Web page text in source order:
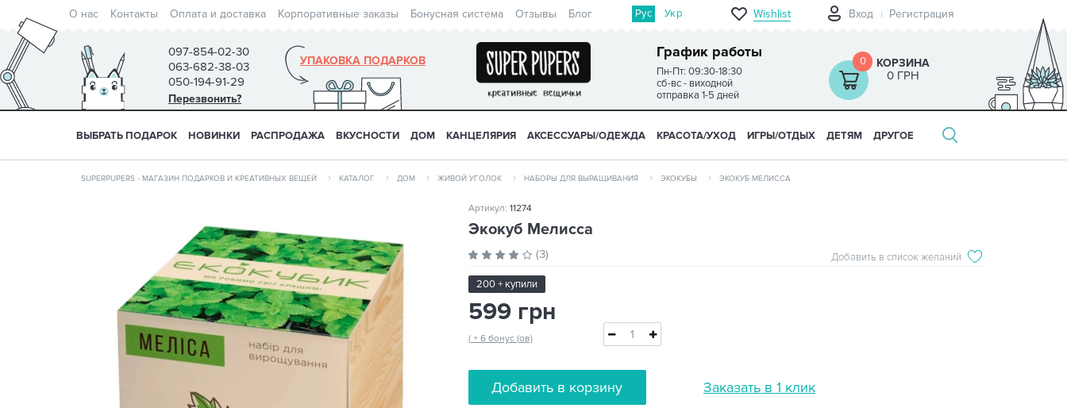
О нас Контакты Оплата и доставка Корпоративные заказы Бонусная система Отзывы Блог Рус Укр Wishlist Вход Регистрация
097-854-02-30
063-682-38-03
050-194-91-29
Перезвонить?
График работы
Пн-Пт: 09:30-18:30
сб-вс - виходной
отправка 1-5 дней
УПАКОВКА ПОДАРКОВ 0 КОРЗИНА
0 ГРН
ВЫБРАТЬ ПОДАРОК НОВИНКИ РАСПРОДАЖА ВКУСНОСТИ ДОМ КАНЦЕЛЯРИЯ АКСЕССУАРЫ/ОДЕЖДА КРАСОТА/УХОД ИГРЫ/ОТДЫХ ДЕТЯМ ДРУГОЕ
SUPERPUPERS - МАГАЗИН ПОДАРКОВ И КРЕАТИВНЫХ ВЕЩЕЙ КАТАЛОГ ДОМ ЖИВОЙ УГОЛОК НАБОРЫ ДЛЯ ВЫРАЩИВАНИЯ ЭКОКУБЫ ЭКОКУБ МЕЛИССА
Артикул: 11274
Экокуб Мелисса
(3) Добавить в список желаний
200 + купили
599 грн
( + 6 бонус (ов)
Добавить в корзину Заказать в 1 клик